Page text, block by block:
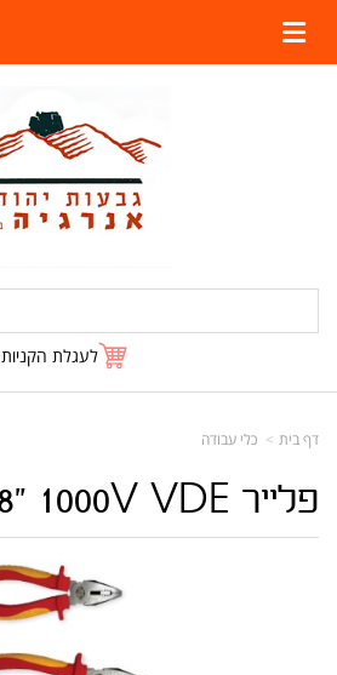
לעגלת הקניות
דף בית כלי עבודה
פלייר PULSE 8" 1000V VDE